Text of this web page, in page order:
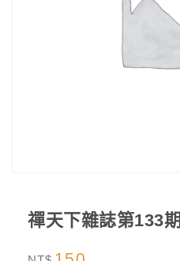
禪天下雜誌第133期